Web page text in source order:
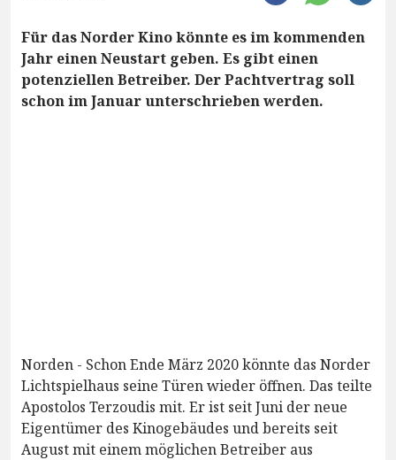
Für das Norder Kino könnte es im kommenden
Jahr einen Neustart geben. Es gibt einen
potenziellen Betreiber. Der Pachtvertrag soll
schon im Januar unterschrieben werden.
Norden - Schon Ende März 2020 könnte das Norder
Lichtspielhaus seine Türen wieder öffnen. Das teilte
Apostolos Terzoudis mit. Er ist seit Juni der neue
Eigentümer des Kinogebäudes und bereits seit
August mit einem möglichen Betreiber aus